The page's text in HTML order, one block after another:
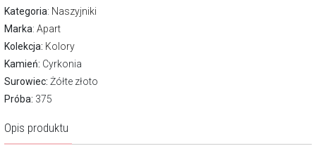
Kategoria: Naszyjniki
Marka: Apart
Kolekcja: Kolory
Kamień: Cyrkonia
Surowiec: Żółte złoto
Próba: 375
Opis produktu